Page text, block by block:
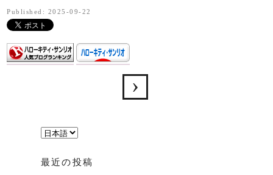
Published: 2025-09-22
言
を
最近の投稿